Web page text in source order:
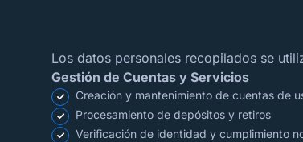
Los datos personales recopilados se
Gestión de Cuentas y Servicios
Creación y mantenimiento de cuentas de
Procesamiento de depósitos y retiros
Verificación de identidad y cumplimiento